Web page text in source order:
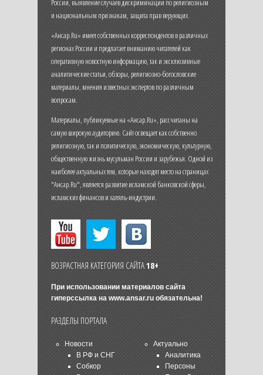
России, выявление случаев дискриминации по религиозным
и национальным признакам, защита прав верующих.
«Ансар.Ru» имеет собственных корреспондентов в различных
регионах России и предлагает вниманию читателей как
оперативную новостную информацию, так и эксклюзивные
аналитические статьи, обзоры, религиозно-богословские
материалы, мнения известных экспертов по различным
вопросам.
Материалы, публикуемые на «Ансар.Ru», рассчитаны на
самую широкую аудиторию. Сайт освещает как собственно
религиозную, так и политическую, экономическую, культурную,
общественную жизнь мусульман России и зарубежья. Одной из
наиболее актуальных тем, которые находят место на страницах
"Ансар.Ru", является развитие исламской банковской сферы,
исламских финансов и халяль-индустрии.
ВОЗРАСТНАЯ КАТЕГОРИЯ САЙТА18+
При использовании материалов сайта
гиперссылка на www.ansar.ruобязательна!
РАЗДЕЛЫ ПОРТАЛА
Новости
В РФ и СНГ
Собкор
Актуально
Аналитика
Персоны